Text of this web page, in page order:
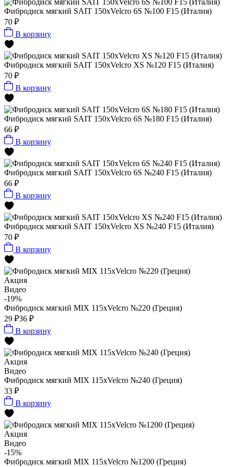
Фибродиск мягкий SAIT 150хVelcro 6S №100 F15 (Италия)
70 ₽
В корзину
Фибродиск мягкий SAIT 150хVelcro XS №120 F15 (Италия)
70 ₽
В корзину
Фибродиск мягкий SAIT 150хVelcro 6S №180 F15 (Италия)
66 ₽
В корзину
Фибродиск мягкий SAIT 150хVelcro 6S №240 F15 (Италия)
66 ₽
В корзину
Фибродиск мягкий SAIT 150хVelcro XS №240 F15 (Италия)
70 ₽
В корзину
Акция
Видео
-19%
Фибродиск мягкий MIX 115хVelcro №220 (Греция)
29 ₽36 ₽
В корзину
Акция
Видео
Фибродиск мягкий MIX 115хVelcro №240 (Греция)
33 ₽
В корзину
Акция
Видео
-15%
Фибродиск мягкий MIX 115хVelcro №1200 (Греция)